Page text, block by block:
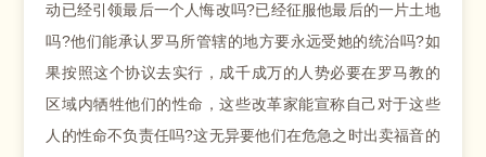
动已经引领最后一个人悔改吗?已经征服他最后的一片土地
吗?他们能承认罗马所管辖的地方要永远受她的统治吗?如
果按照这个协议去实行，成千成万的人势必要在罗马教的
区域内牺牲他们的性命，这些改革家能宣称自己对于这些
人的性命不负责任吗?这无异要他们在危急之时出卖福音的